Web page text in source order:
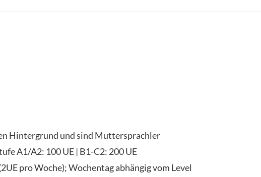
Hintergrund und sind Muttersprachler
A1/A2: 100 UE | B1-C2: 200 UE
pro Woche); Wochentag abhängig vom Level